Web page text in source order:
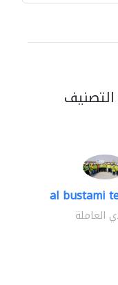
al bustami
العاملة